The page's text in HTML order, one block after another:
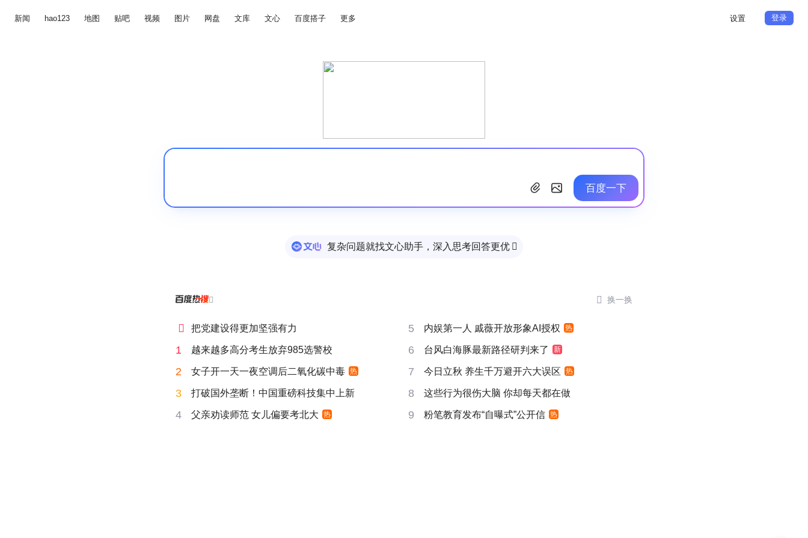
新闻 hao123 地图 贴吧 视频 图片 网盘 文库 文心 百度搭子 更多 设置 登录
百度一下
复杂问题就找文心助手，深入思考回答更优 
  换一换
 把党建设得更加坚强有力 5 内娱第一人 戚薇开放形象AI授权 热
1 越来越多高分考生放弃985选警校 6 台风白海豚最新路径研判来了 新
2 女子开一天一夜空调后二氧化碳中毒 热 7 今日立秋 养生千万避开六大误区 热
3 打破国外垄断！中国重磅科技集中上新 8 这些行为很伤大脑 你却每天都在做
4 父亲劝读师范 女儿偏要考北大 热 9 粉笔教育发布“自曝式”公开信 热